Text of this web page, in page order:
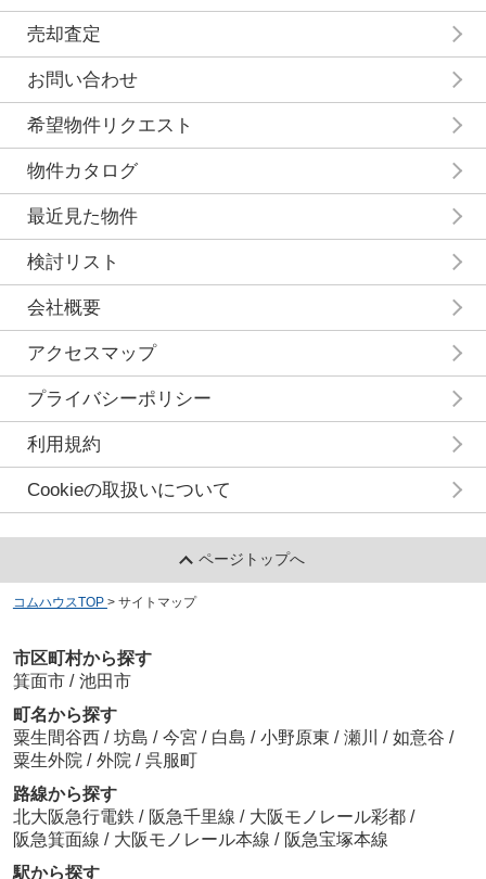
売却査定
お問い合わせ
希望物件リクエスト
物件カタログ
最近見た物件
検討リスト
会社概要
アクセスマップ
プライバシーポリシー
利用規約
Cookieの取扱いについて
ページトップへ
コムハウスTOP > サイトマップ
市区町村から探す
箕面市 / 池田市
町名から探す
粟生間谷西 / 坊島 / 今宮 / 白島 / 小野原東 / 瀬川 / 如意谷 /
粟生外院 / 外院 / 呉服町
路線から探す
北大阪急行電鉄 / 阪急千里線 / 大阪モノレール彩都 /
阪急箕面線 / 大阪モノレール本線 / 阪急宝塚本線
駅から探す